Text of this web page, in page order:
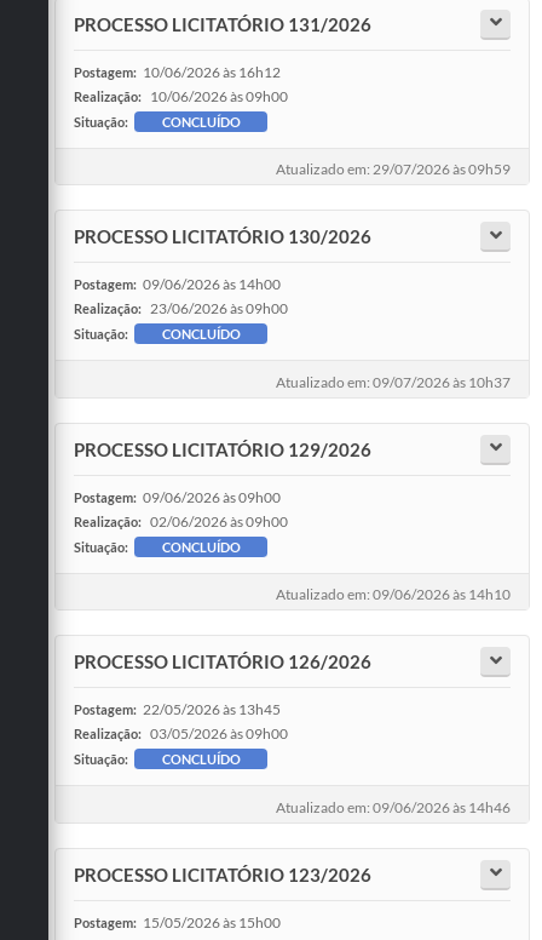
PROCESSO LICITATÓRIO 131/2026
Postagem: 10/06/2026 às 16h12
Realização: 10/06/2026 às 09h00
Situação: CONCLUÍDO
Atualizado em: 29/07/2026 às 09h59
PROCESSO LICITATÓRIO 130/2026
Postagem: 09/06/2026 às 14h00
Realização: 23/06/2026 às 09h00
Situação: CONCLUÍDO
Atualizado em: 09/07/2026 às 10h37
PROCESSO LICITATÓRIO 129/2026
Postagem: 09/06/2026 às 09h00
Realização: 02/06/2026 às 09h00
Situação: CONCLUÍDO
Atualizado em: 09/06/2026 às 14h10
PROCESSO LICITATÓRIO 126/2026
Postagem: 22/05/2026 às 13h45
Realização: 03/05/2026 às 09h00
Situação: CONCLUÍDO
Atualizado em: 09/06/2026 às 14h46
PROCESSO LICITATÓRIO 123/2026
Postagem: 15/05/2026 às 15h00